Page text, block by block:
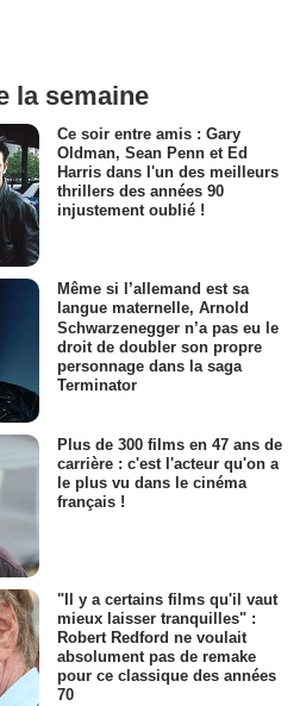
la semaine
Ce soir entre amis : Gary
Oldman, Sean Penn et Ed
Harris dans l'un des meilleurs
thrillers des années 90
injustement oublié !
Même si l’allemand est sa
langue maternelle, Arnold
Schwarzenegger n’a pas eu le
droit de doubler son propre
personnage dans la saga
Terminator
Plus de 300 films en 47 ans de
carrière : c'est l'acteur qu'on a
le plus vu dans le cinéma
français !
"Il y a certains films qu'il vaut
mieux laisser tranquilles" :
Robert Redford ne voulait
absolument pas de remake
pour ce classique des années
70